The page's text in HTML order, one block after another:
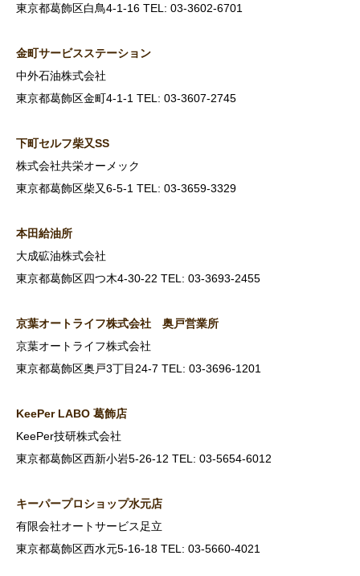
東京都葛飾区白鳥4-1-16 TEL: 03-3602-6701
金町サービスステーション
中外石油株式会社
東京都葛飾区金町4-1-1 TEL: 03-3607-2745
下町セルフ柴又SS
株式会社共栄オーメック
東京都葛飾区柴又6-5-1 TEL: 03-3659-3329
本田給油所
大成砿油株式会社
東京都葛飾区四つ木4-30-22 TEL: 03-3693-2455
京葉オートライフ株式会社 奥戸営業所
京葉オートライフ株式会社
東京都葛飾区奥戸3丁目24-7 TEL: 03-3696-1201
KeePer LABO 葛飾店
KeePer技研株式会社
東京都葛飾区西新小岩5-26-12 TEL: 03-5654-6012
キーパープロショップ水元店
有限会社オートサービス足立
東京都葛飾区西水元5-16-18 TEL: 03-5660-4021